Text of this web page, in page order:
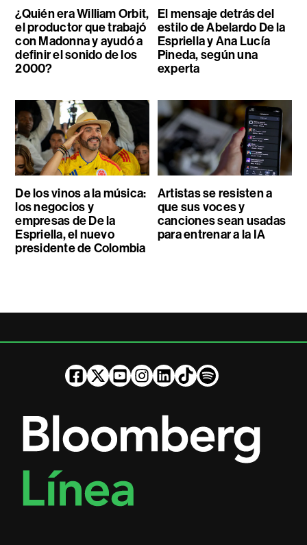
¿Quién era William Orbit,
el productor que trabajó
con Madonna y ayudó a
definir el sonido de los
2000?
El mensaje detrás del
estilo de Abelardo De la
Espriella y Ana Lucía
Pineda, según una
experta
De los vinos a la música:
los negocios y
empresas de De la
Espriella, el nuevo
presidente de Colombia
Artistas se resisten a
que sus voces y
canciones sean usadas
para entrenar a la IA